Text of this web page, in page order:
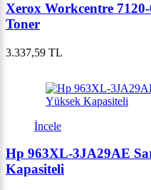
Xerox Workcentre
Toner
3.337,59 TL
İncele
Hp 963XL-3JA29AE
Kapasiteli